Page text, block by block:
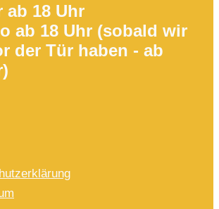
ab 18 Uhr
ab 18 Uhr (sobald wir
der Tür haben - ab